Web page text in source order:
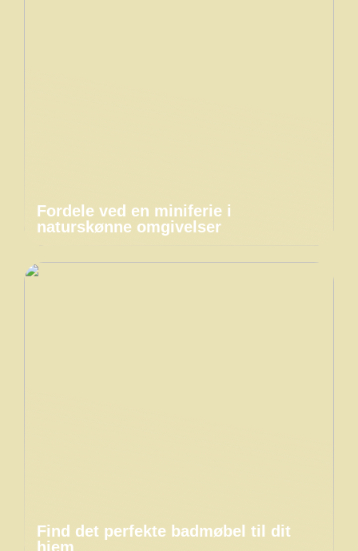
Fordele ved en miniferie i
naturskønne omgivelser
Find det perfekte badmøbel til dit
hjem